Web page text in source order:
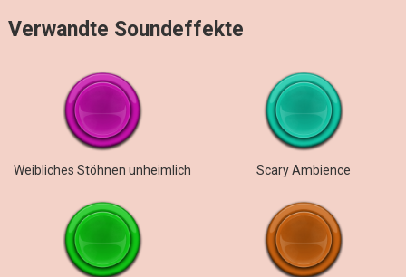
Verwandte Soundeffekte
Weibliches Stöhnen unheimlich Scary Ambience